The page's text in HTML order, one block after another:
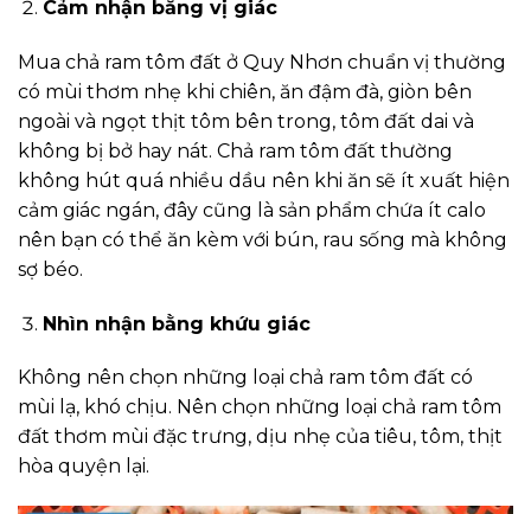
Cảm nhận bằng vị giác
Mua chả ram tôm đất ở Quy Nhơn chuẩn vị thường
có mùi thơm nhẹ khi chiên, ăn đậm đà, giòn bên
ngoài và ngọt thịt tôm bên trong, tôm đất dai và
không bị bở hay nát. Chả ram tôm đất thường
không hút quá nhiều dầu nên khi ăn sẽ ít xuất hiện
cảm giác ngán, đây cũng là sản phẩm chứa ít calo
nên bạn có thể ăn kèm với bún, rau sống mà không
sợ béo.
Nhìn nhận bằng khứu giác
Không nên chọn những loại chả ram tôm đất có
mùi lạ, khó chịu. Nên chọn những loại chả ram tôm
đất thơm mùi đặc trưng, dịu nhẹ của tiêu, tôm, thịt
hòa quyện lại.